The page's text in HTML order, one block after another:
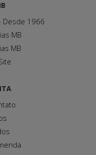
Desde 1966
MB
MB